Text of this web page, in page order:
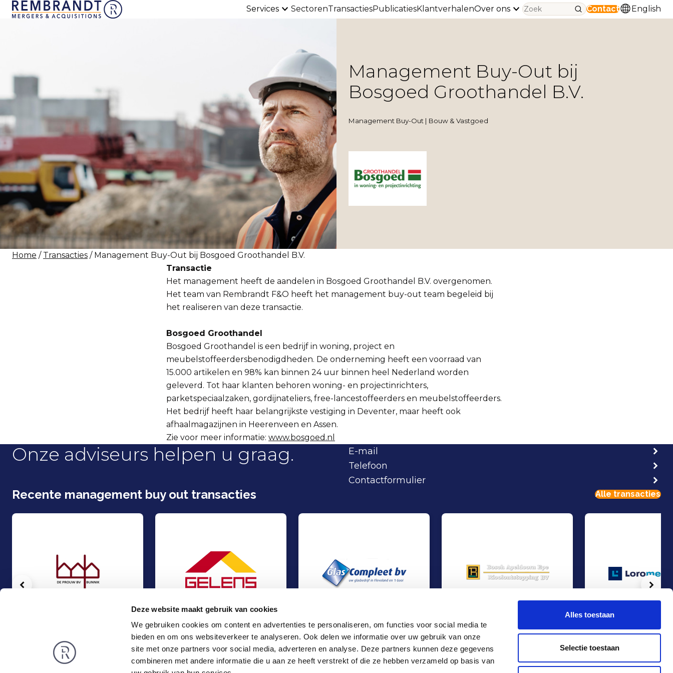
Deze website maakt gebruik van cookies
We gebruiken cookies om content en advertenties te personaliseren, om functies voor social media te
bieden en om ons websiteverkeer te analyseren. Ook delen we informatie over uw gebruik van onze
site met onze partners voor social media, adverteren en analyse. Deze partners kunnen deze gegevens
combineren met andere informatie die u aan ze heeft verstrekt of die ze hebben verzameld op basis van
Alles toestaan
Selectie toestaan
Services SectorenTransactiesPublicatiesKlantverhalenOver ons Contact English
Management Buy-Out bij
Bosgoed Groothandel B.V.
Management Buy-Out | Bouw & Vastgoed
Home / Transacties / Management Buy-Out bij Bosgoed Groothandel B.V.
Transactie
Het management heeft de aandelen in Bosgoed Groothandel B.V. overgenomen.
Het team van Rembrandt F&O heeft het management buy-out team begeleid bij
het realiseren van deze transactie.
Bosgoed Groothandel
Bosgoed Groothandel is een bedrijf in woning, project en
meubelstoffeerdersbenodigdheden. De onderneming heeft een voorraad van
15.000 artikelen en 98% kan binnen 24 uur binnen heel Nederland worden
geleverd. Tot haar klanten behoren woning- en projectinrichters,
parketspeciaalzaken, gordijnateliers, free-lancestoffeerders en meubelstoffeerders.
Het bedrijf heeft haar belangrijkste vestiging in Deventer, maar heeft ook
afhaalmagazijnen in Heerenveen en Assen.
Zie voor meer informatie: www.bosgoed.nl
Onze adviseurs helpen u graag.
E-mail
Telefoon
Contactformulier
Recente management buy out transacties Alle transacties
Management Buy-Out bij Constructiebureau de Prouw B.V.
Management Buy-Out
Bouw & Vastgoed
Gedeeltelijke Management Buy-Out bij Bouwbedrijf Gelens
Bouw & Vastgoed
Management Buy-Out bij Glascompleet
Bouw & Vastgoed
Bouw & Vastgoed
Industrie
Vorige
Rembrandt Nieuws Locaties Contact